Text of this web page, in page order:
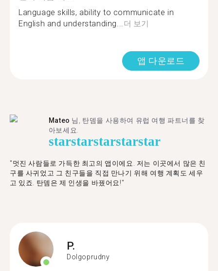
Language skills, ability to communicate in
English and understanding...더 보기
앱 다운로드
Mateo 님, 탄뎀을 사용하여 유럽 여행 파트너를 찾
아보세요.
starstarstarstarstar
"멋진 사람들로 가득한 최고의 앱이에요. 저는 이곳에서 많은 친
구를 사귀었고 그 친구들을 직접 만나기 위해 여행 계획도 세우
고 있죠. 탄뎀은 제 인생을 바꿨어요!"
P.
Dolgoprudny